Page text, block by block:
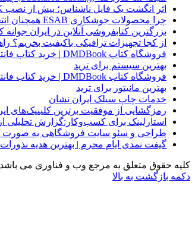
اثر انگشت یک فایل ناشناس؛ پیش از نصب APK چگونه SHA-256 را بررسی کنیم؟
چرا محصولات جوشکاری ESAB همچنان انتخاب اول صنایع بزرگ هستند؟
بزرگترین کتابفروشی آنلاین در ایران جوانه
از کجا تجهیزات ترافیکی باکیفیت بخریم؟
فروشگاه کتاب DMDBook | خرید کتاب فانتزی، عاشقانه، دارک رومنس و رمان بدون حذفیات
بهترین سیستم برای ترید
فروشگاه کتاب DMDBook | خرید کتاب فانتزی، عاشقانه، دارک رومنس و رمان بدون حذفیات
بهترین مانیتور برای ترید
خدمات چاپ سیلک ایران نشان
رمزگشایی از موفقیت برترین کلینیک‌های
استارلینک برای کسب‌وکار:گزارش تحلیلی
طراحی و سئو سایت فروشگاهی به صورت
گیفت نمدی ایام محرم | بهترین هدیه
کلیه حقوق متعلق به مرجع وب و فناوری می باشد
دکمه بازگشت به بالا